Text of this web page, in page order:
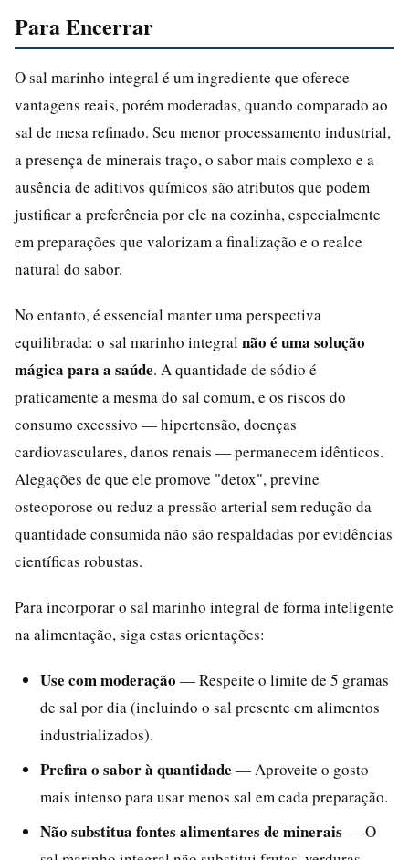
Para Encerrar
O sal marinho integral é um ingrediente que oferece
vantagens reais, porém moderadas, quando comparado ao
sal de mesa refinado. Seu menor processamento industrial,
a presença de minerais traço, o sabor mais complexo e a
ausência de aditivos químicos são atributos que podem
justificar a preferência por ele na cozinha, especialmente
em preparações que valorizam a finalização e o realce
natural do sabor.
No entanto, é essencial manter uma perspectiva
equilibrada: o sal marinho integral não é uma solução
mágica para a saúde. A quantidade de sódio é
praticamente a mesma do sal comum, e os riscos do
consumo excessivo — hipertensão, doenças
cardiovasculares, danos renais — permanecem idênticos.
Alegações de que ele promove "detox", previne
osteoporose ou reduz a pressão arterial sem redução da
quantidade consumida não são respaldadas por evidências
científicas robustas.
Para incorporar o sal marinho integral de forma inteligente
na alimentação, siga estas orientações:
Use com moderação — Respeite o limite de 5 gramas
de sal por dia (incluindo o sal presente em alimentos
industrializados).
Prefira o sabor à quantidade — Aproveite o gosto
mais intenso para usar menos sal em cada preparação.
Não substitua fontes alimentares de minerais — O